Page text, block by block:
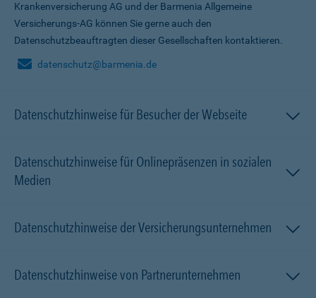
Krankenversicherung AG und der Barmenia Allgemeine
Versicherungs-AG können Sie gerne auch den
Datenschutzbeauftragten dieser Gesellschaften kontaktieren.
datenschutz@barmenia.de
Datenschutzhinweise für Besucher der Webseite
Datenschutzhinweise für Onlinepräsenzen in sozialen
Medien
Datenschutzhinweise der Versicherungsunternehmen
Datenschutzhinweise von Partnerunternehmen